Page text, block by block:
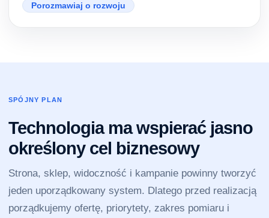
Porozmawiaj o rozwoju
SPÓJNY PLAN
Technologia ma wspierać jasno
określony cel biznesowy
Strona, sklep, widoczność i kampanie powinny tworzyć
jeden uporządkowany system. Dlatego przed realizacją
porządkujemy ofertę, priorytety, zakres pomiaru i